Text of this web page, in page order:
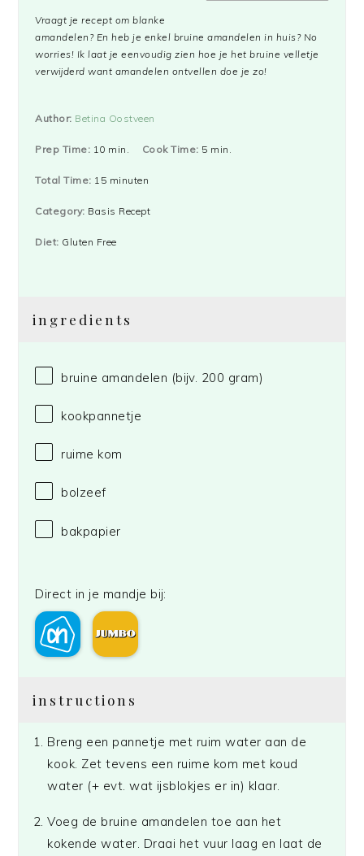
Vraagt je recept om blanke
amandelen? En heb je enkel bruine amandelen in huis? No
worries! Ik laat je eenvoudig zien hoe je het bruine velletje
verwijderd want amandelen ontvellen doe je zo!
Author: Betina Oostveen
Prep Time: 10 min. Cook Time: 5 min.
Total Time: 15 minuten
Category: Basis Recept
Diet: Gluten Free
ingredients
bruine amandelen (bijv. 200 gram)
kookpannetje
ruime kom
bolzeef
bakpapier
Direct in je mandje bij:
instructions
Breng een pannetje met ruim water aan de
kook. Zet tevens een ruime kom met koud
water (+ evt. wat ijsblokjes er in) klaar.
Voeg de bruine amandelen toe aan het
kokende water. Draai het vuur laag en laat de